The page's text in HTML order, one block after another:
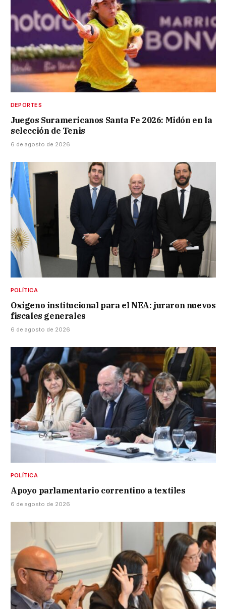
DEPORTES
Juegos Suramericanos Santa Fe 2026: Midón en la
selección de Tenis
6 de agosto de 2026
POLÍTICA
Oxígeno institucional para el NEA: juraron nuevos
fiscales generales
6 de agosto de 2026
POLÍTICA
Apoyo parlamentario correntino a textiles
6 de agosto de 2026